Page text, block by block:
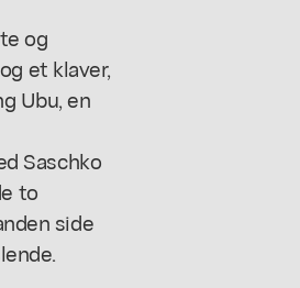
og
et klaver,
Ubu, en
Saschko
to
side